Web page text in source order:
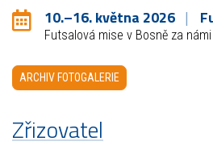
10.–16. května 2026
Futsalová mise v Bosně za
ARCHIV FOTOGALERIE
Zřizovatel